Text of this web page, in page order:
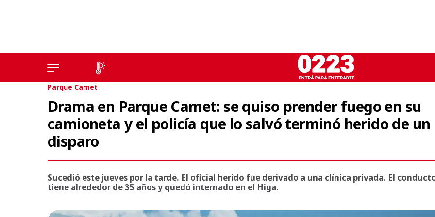
Parque Camet
Drama en Parque Camet: se quiso prender fuego en su
camioneta y el policía que lo salvó terminó herido de un
disparo
Sucedió este jueves por la tarde. El oficial herido fue derivado a una clínica privada. El
tiene alrededor de 35 años y quedó internado en el Higa.